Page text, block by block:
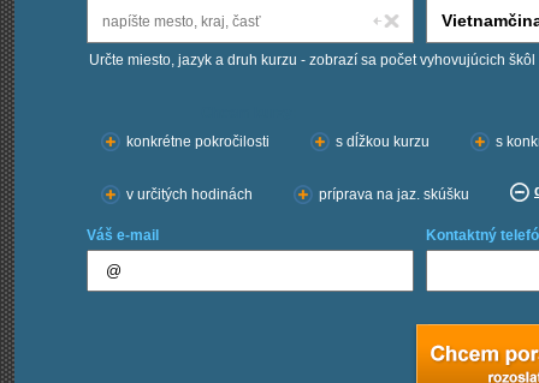
Určte miesto, jazyk a druh kurzu - zobrazí sa počet vyhovujúcich škôl
konkrétne pokročilosti
s dĺžkou kurzu s
v určitých hodinách príprava na jaz. skúšku
Váš e-mail Kontaktný